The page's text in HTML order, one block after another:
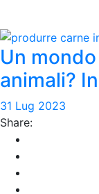
Un
animali?
31 Lug 2023
Share: